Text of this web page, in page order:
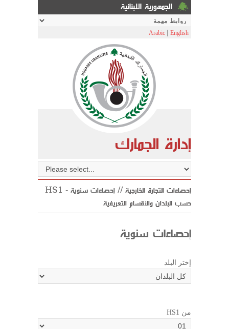
الجمهورية اللبنانية
Arabic English
إدارة الجمارك
HS1 إحصاءات التجارة الخارجية // إحصاءات سنوية -
حسب البلدان والأقسام التعريفية
إحصاءات سنوية
إختر البلد
HS1 من